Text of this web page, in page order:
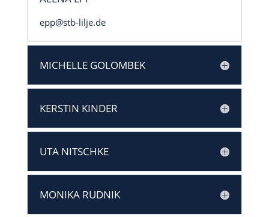
epp@stb-lilje.de
MICHELLE GOLOMBEK
KERSTIN KINDER
UTA NITSCHKE
MONIKA RUDNIK